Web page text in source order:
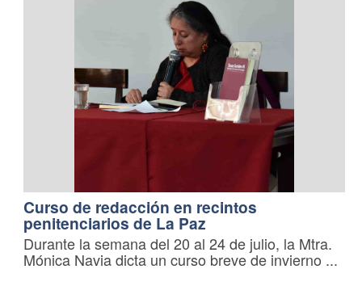
Curso de redacción en recintos
penitenciarios de La Paz
Durante la semana del 20 al 24 de julio, la Mtra.
Mónica Navia dicta un curso breve de invierno ...